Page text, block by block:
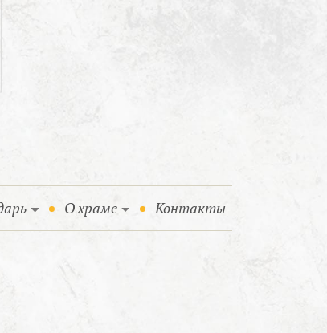
О храме Контакты